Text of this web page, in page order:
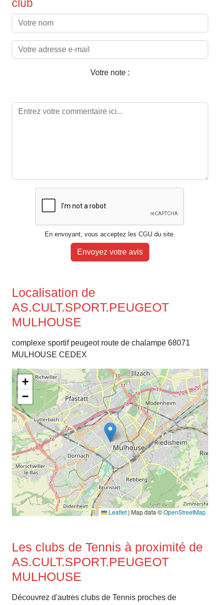
club
Votre note :
En envoyant, vous acceptez les CGU du site.
Envoyez votre avis
Localisation de
AS.CULT.SPORT.PEUGEOT
MULHOUSE
complexe sportif peugeot route de chalampe 68071
MULHOUSE CEDEX
+
−
Leaflet | Map data ©OpenStreetMap
Les clubs de Tennis à proximité de
AS.CULT.SPORT.PEUGEOT
MULHOUSE
Découvrez d'autres clubs de Tennis proches de